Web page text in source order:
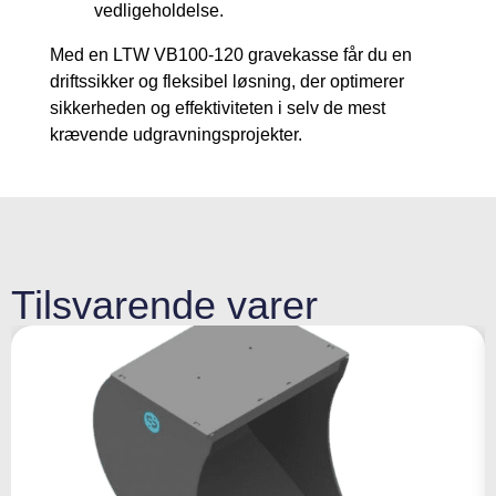
vedligeholdelse.
Med en LTW VB100-120 gravekasse får du en
driftssikker og fleksibel løsning, der optimerer
sikkerheden og effektiviteten i selv de mest
krævende udgravningsprojekter.
Tilsvarende varer